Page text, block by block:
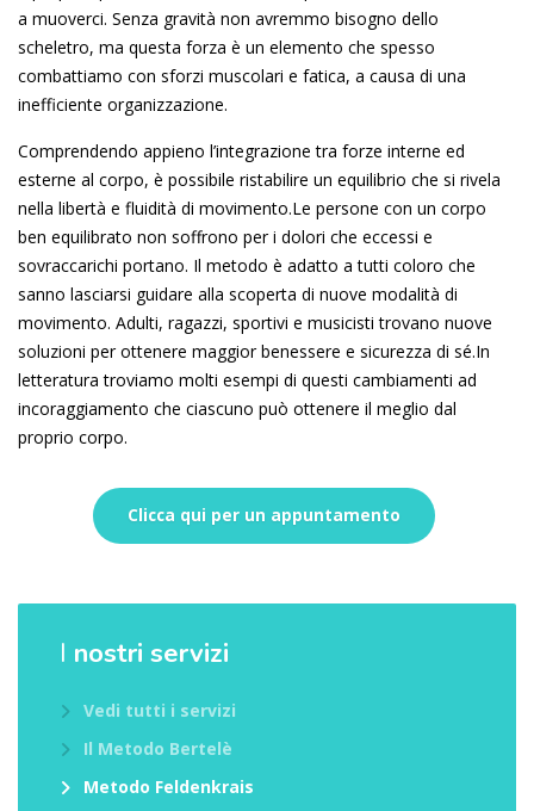
a muoverci. Senza gravità non avremmo bisogno dello
scheletro, ma questa forza è un elemento che spesso
combattiamo con sforzi muscolari e fatica, a causa di una
inefficiente organizzazione.
Comprendendo appieno l’integrazione tra forze interne ed
esterne al corpo, è possibile ristabilire un equilibrio che si rivela
nella libertà e fluidità di movimento.Le persone con un corpo
ben equilibrato non soffrono per i dolori che eccessi e
sovraccarichi portano. Il metodo è adatto a tutti coloro che
sanno lasciarsi guidare alla scoperta di nuove modalità di
movimento. Adulti, ragazzi, sportivi e musicisti trovano nuove
soluzioni per ottenere maggior benessere e sicurezza di sé.In
letteratura troviamo molti esempi di questi cambiamenti ad
incoraggiamento che ciascuno può ottenere il meglio dal
proprio corpo.
Clicca qui per un appuntamento
I nostri servizi
Vedi tutti i servizi
Il Metodo Bertelè
Metodo Feldenkrais